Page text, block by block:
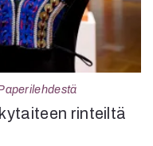
rinteiltä